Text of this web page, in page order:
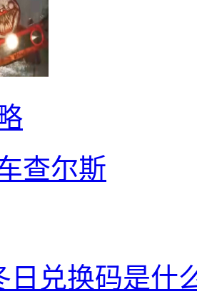
查尔斯
日兑换码是什